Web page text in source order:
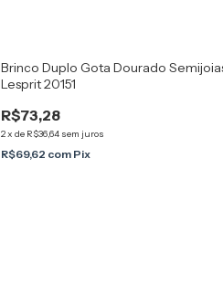
Brinco Duplo Gota Dourado
Lesprit 20151
R$73,28
2x de R$36,64 sem juros
R$69,62 com Pix